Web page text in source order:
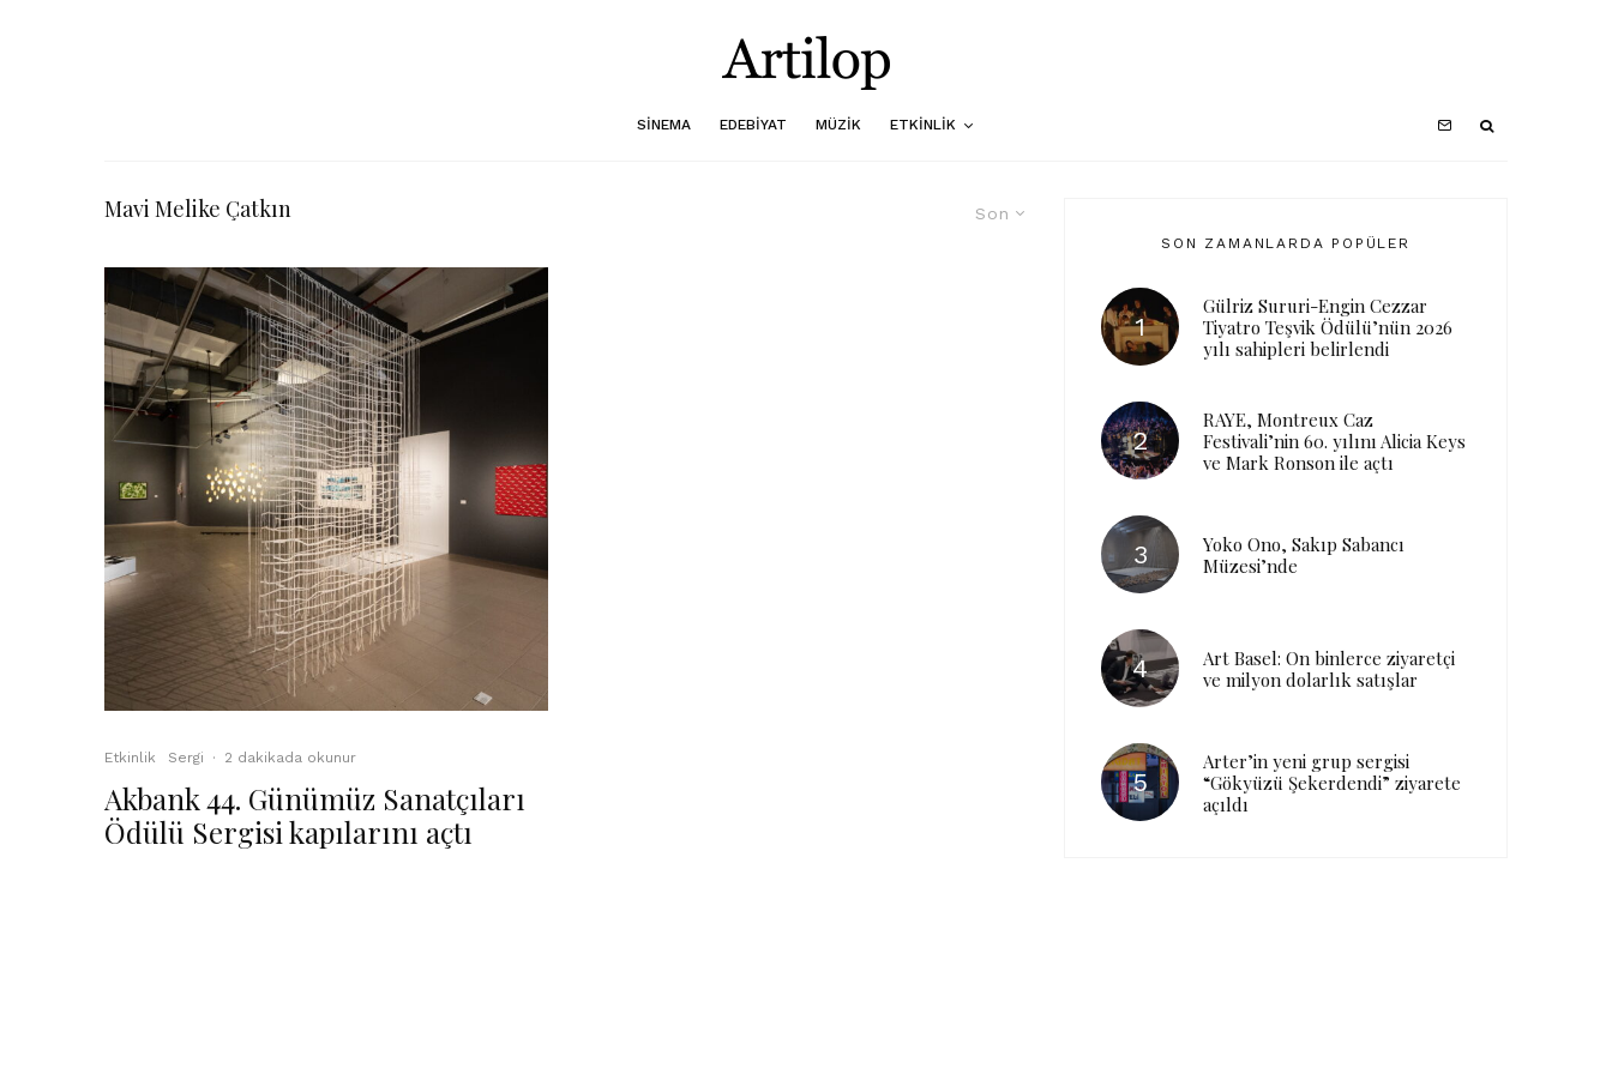
SINEMA EDEBIYAT MÜZIK ETKINLIK
Son
Mavi Melike Çatkın
Etkinlik Sergi · 2 dakikada okunur
Akbank 44. Günümüz Sanatçıları
Ödülü Sergisi kapılarını açtı
SON ZAMANLARDA POPÜLER
Gülriz Sururi-Engin Cezzar
Tiyatro Teşvik Ödülü’nün 2026
yılı sahipleri belirlendi
RAYE, Montreux Caz
Festivali’nin 60. yılını Alicia Keys
ve Mark Ronson ile açtı
Yoko Ono, Sakıp Sabancı
Müzesi’nde
Art Basel: On binlerce ziyaretçi
ve milyon dolarlık satışlar
Arter’in yeni grup sergisi
“Gökyüzü Şekerdendi” ziyarete
açıldı